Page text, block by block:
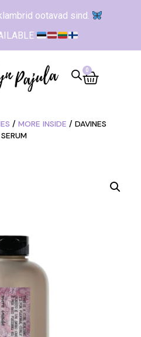
ootavad sind.
0
/ MORE INSIDE / DAVINES